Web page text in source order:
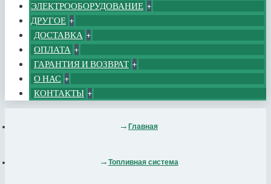
ЭЛЕКТРООБОРУДОВАНИЕ +
ДРУГОЕ +
ДОСТАВКА +
ОПЛАТА +
ГАРАНТИЯ И ВОЗВРАТ +
О НАС +
КОНТАКТЫ +
Главная
Топливная система